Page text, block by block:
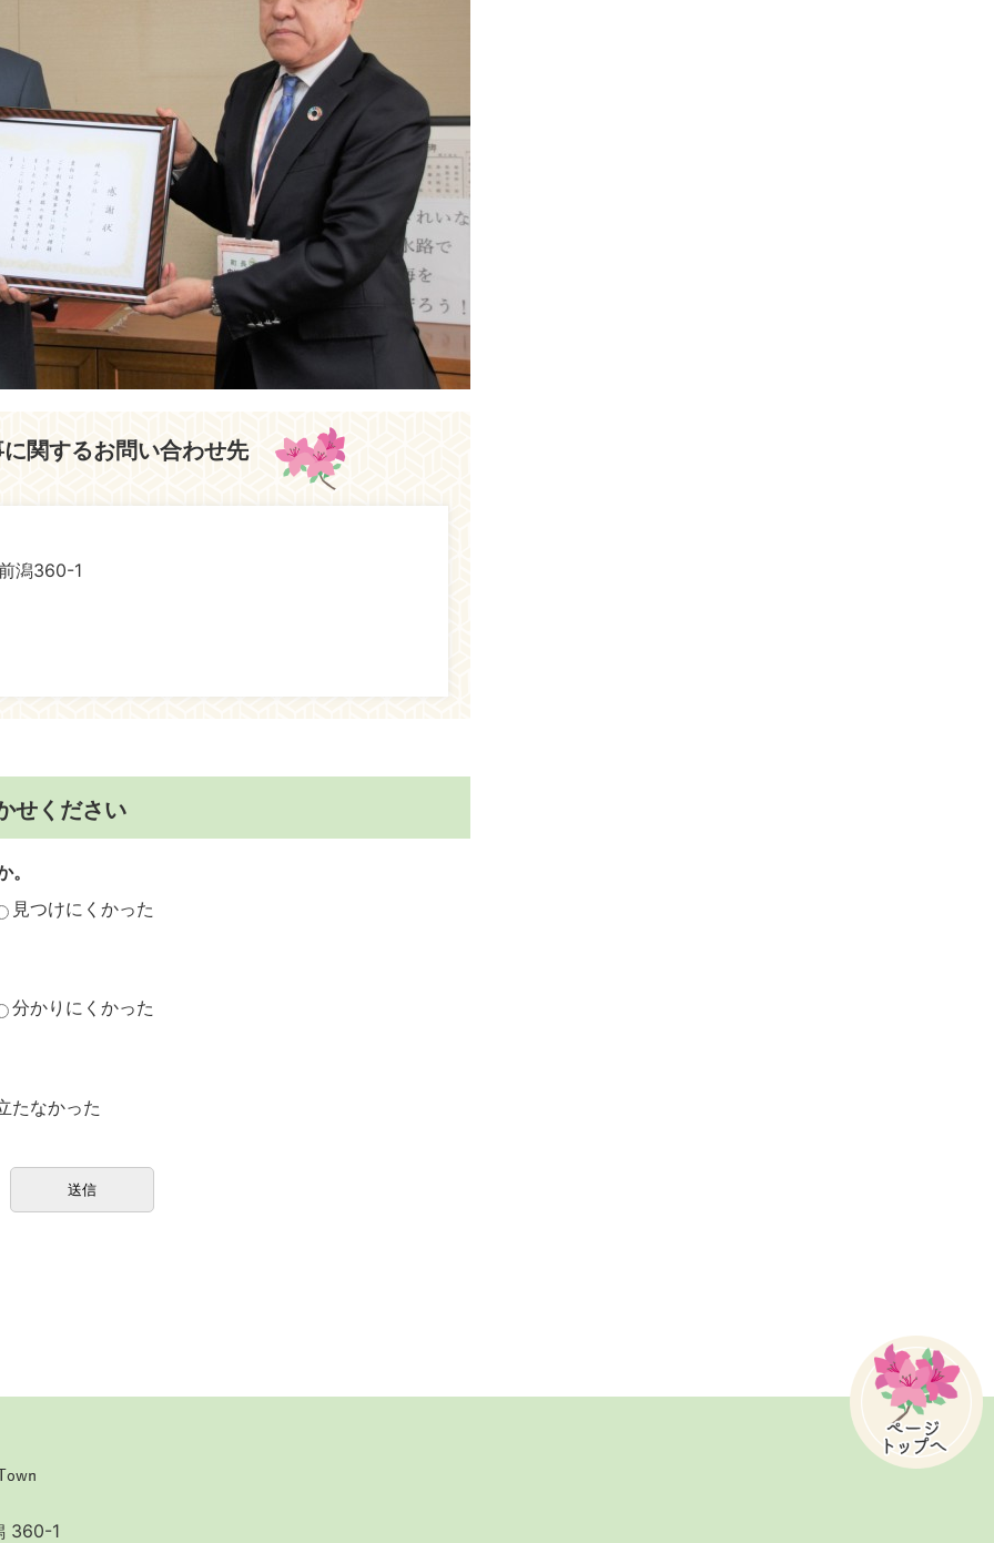
関するお問い合わせ先
潟360-1
せください
見つけにくかった
分かりにくかった
たなかった
360-1